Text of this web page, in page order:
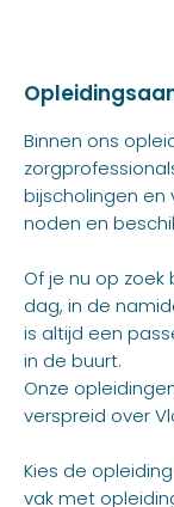
Binnen ons
bijscholingen
noden en
Of je nu op
dag, in de
is altijd een
in de buurt.
Onze
verspreid over
Kies de
vak met